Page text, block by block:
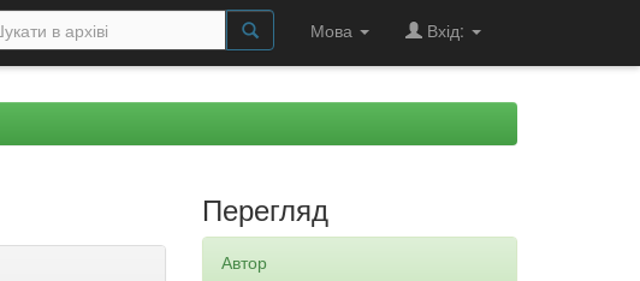
Мова Вхід:
Перегляд
Автор